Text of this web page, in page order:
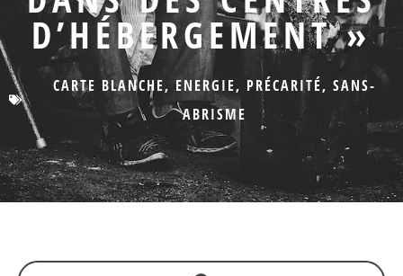
D’HÉBERGEMENT »
CARTE BLANCHE, ENERGIE, PRÉCARITÉ, SANS-
ABRISME